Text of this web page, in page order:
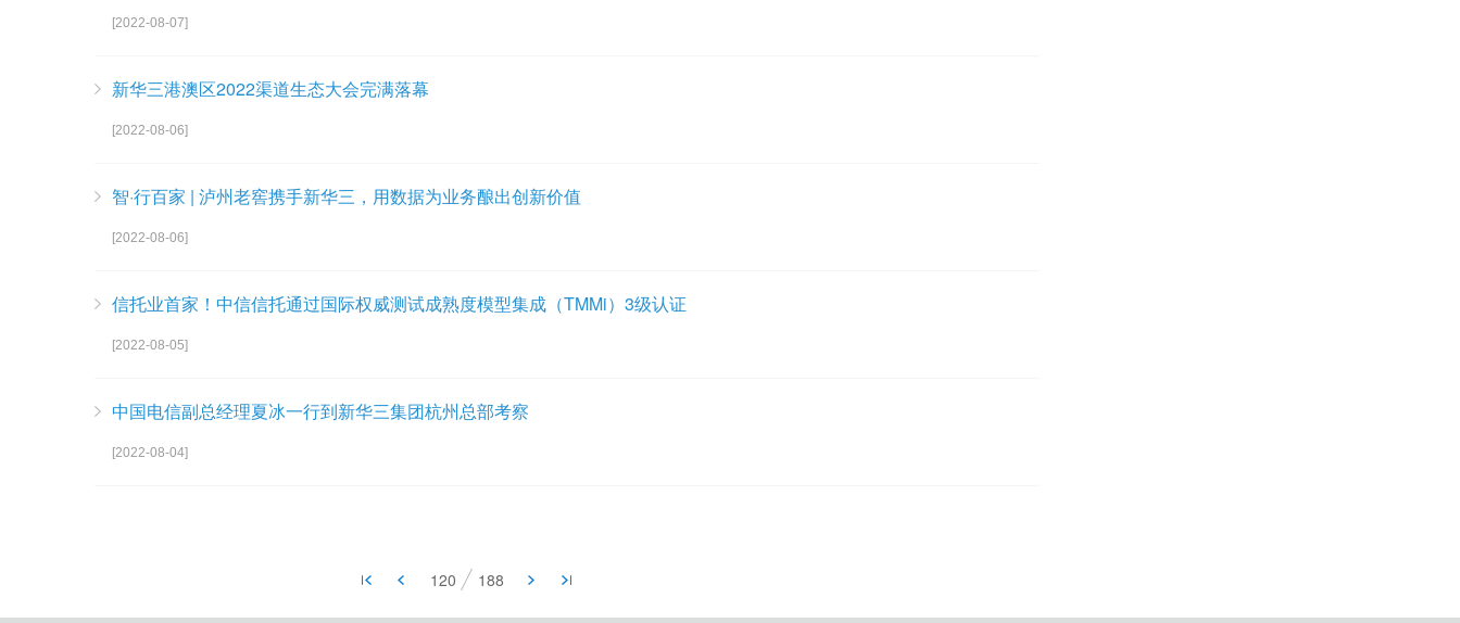
[2022-08-07]
新华三港澳区2022渠道生态大会完满落幕
[2022-08-06]
智·行百家 | 泸州老窖携手新华三，用数据为业务酿出创新价值
[2022-08-06]
信托业首家！中信信托通过国际权威测试成熟度模型集成（TMMi）3级认证
[2022-08-05]
中国电信副总经理夏冰一行到新华三集团杭州总部考察
[2022-08-04]
120 188